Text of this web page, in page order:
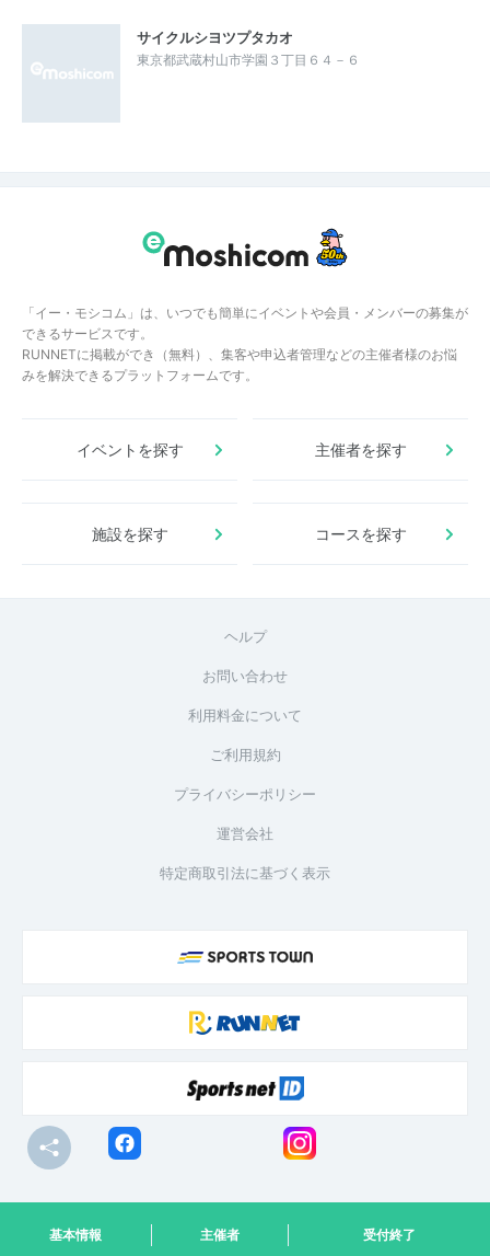
基本情報 主催者 受付終了
サイクルシヨツプタカオ
東京都武蔵村山市学園３丁目６４－６
「イー・モシコム」は、いつでも簡単にイベントや会員・メンバーの募集が
できるサービスです。
RUNNETに掲載ができ（無料）、集客や申込者管理などの主催者様のお悩
みを解決できるプラットフォームです。
イベントを探す 主催者を探す
施設を探す コースを探す
ヘルプ
お問い合わせ
利用料金について
ご利用規約
プライバシーポリシー
運営会社
特定商取引法に基づく表示